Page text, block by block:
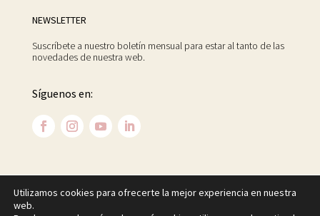
NEWSLETTER
Suscríbete a nuestro boletín mensual para estar al tanto de las
novedades de nuestra web.
Síguenos en:
©2026 Centro Psicoanalítico de Madrid. Todos los
Utilizamos cookies para ofrecerte la mejor experiencia en nuestra
web.